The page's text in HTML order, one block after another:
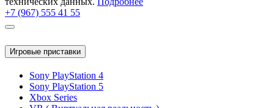
+7 (967) 555 41 55
Игровые приставки
Sony PlayStation 4
Sony PlayStation 5
Xbox Series